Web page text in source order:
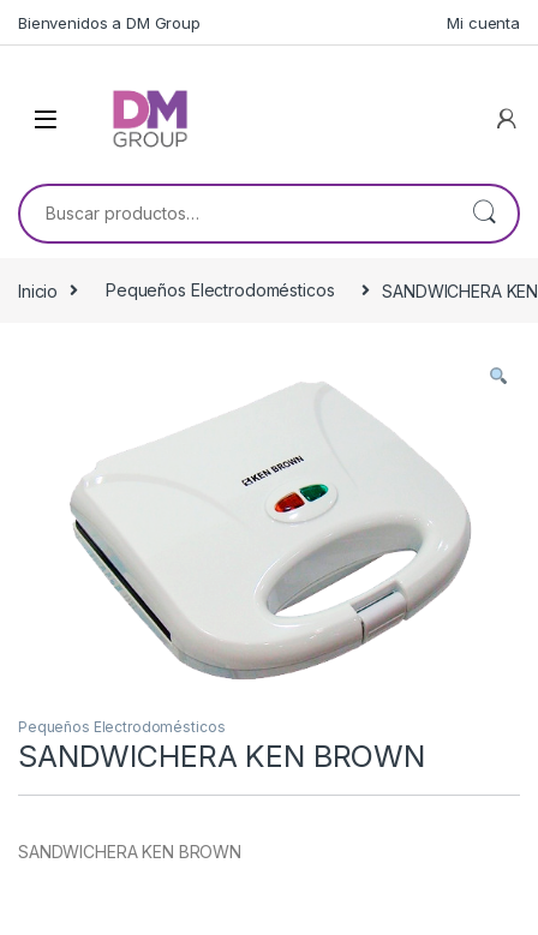
Bienvenidos a DM Group Mi cuenta
Buscar por:
Inicio Pequeños Electrodomésticos SANDWICHERA
Pequeños Electrodomésticos
SANDWICHERA KEN BROWN
SANDWICHERA KEN BROWN